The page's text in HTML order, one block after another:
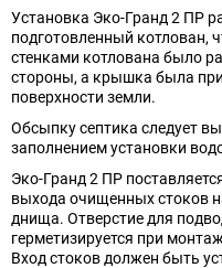
Установка Эко-Гранд 2 ПР
подготовленный котлован,
стенками котлована было
стороны, а крышка была
поверхности земли.
Обсыпку септика следует
заполнением установки
Эко-Гранд 2 ПР
выхода очищенных стоков
днища. Отверстие для
герметизируется при
Вход стоков должен быть